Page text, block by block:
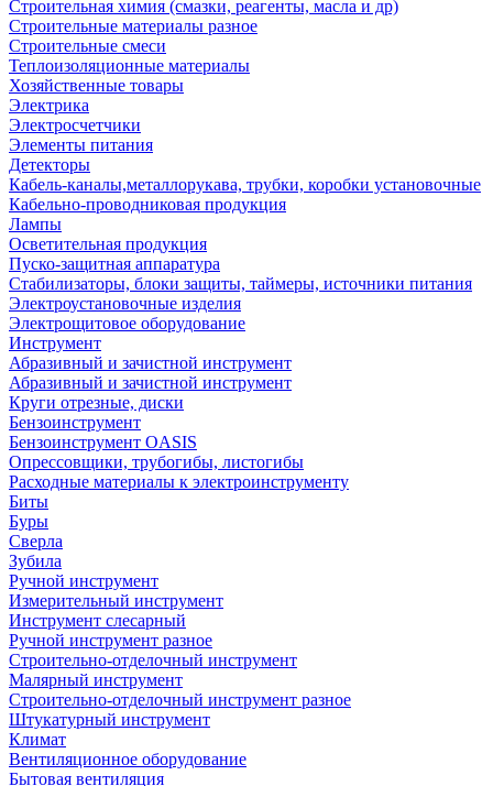
Строительная химия (смазки, реагенты, масла и др)
Строительные материалы разное
Строительные смеси
Теплоизоляционные материалы
Хозяйственные товары
Электрика
Электросчетчики
Элементы питания
Детекторы
Кабель-каналы,металлорукава, трубки, коробки установочные
Кабельно-проводниковая продукция
Лампы
Осветительная продукция
Пуско-защитная аппаратура
Стабилизаторы, блоки защиты, таймеры, источники питания
Электроустановочные изделия
Электрощитовое оборудование
Инструмент
Абразивный и зачистной инструмент
Абразивный и зачистной инструмент
Круги отрезные, диски
Бензоинструмент
Бензоинструмент OASIS
Опрессовщики, трубогибы, листогибы
Расходные материалы к электроинструменту
Биты
Буры
Сверла
Зубила
Ручной инструмент
Измерительный инструмент
Инструмент слесарный
Ручной инструмент разное
Строительно-отделочный инструмент
Малярный инструмент
Строительно-отделочный инструмент разное
Штукатурный инструмент
Климат
Вентиляционное оборудование
Бытовая вентиляция